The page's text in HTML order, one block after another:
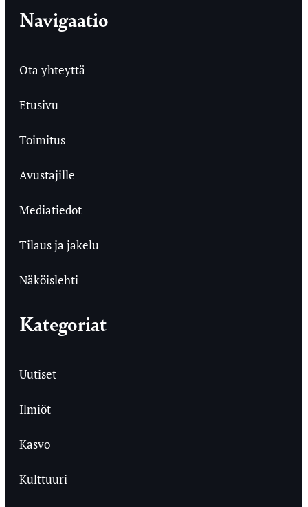
Navigaatio
Ota yhteyttä
Etusivu
Toimitus
Avustajille
Mediatiedot
Tilaus ja jakelu
Näköislehti
Kategoriat
Uutiset
Ilmiöt
Kasvo
Kulttuuri